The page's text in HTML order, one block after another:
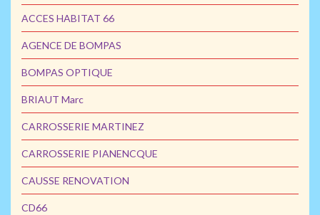
ACCES HABITAT 66
AGENCE DE BOMPAS
BOMPAS OPTIQUE
BRIAUT Marc
CARROSSERIE MARTINEZ
CARROSSERIE PIANENCQUE
CAUSSE RENOVATION
CD66